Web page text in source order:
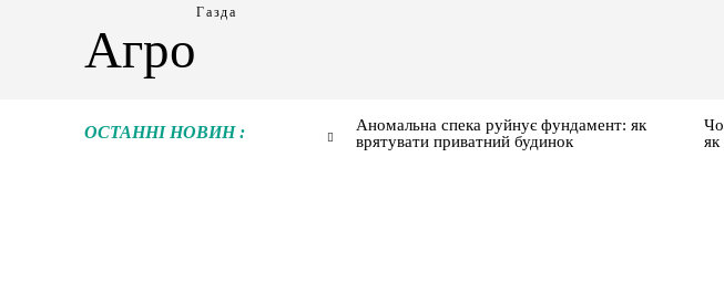
Агро
Газда
ОСТАННІ НОВИН :
Аномальна спека руйнує фундамент: як
врятувати приватний будинок
як